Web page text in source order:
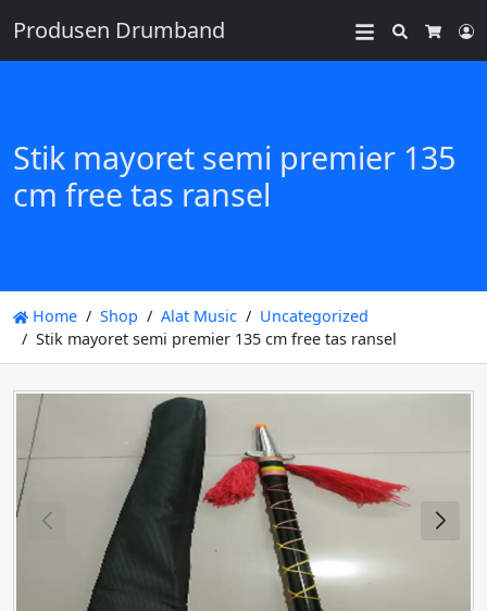
Produsen Drumband
Search
Stik mayoret semi premier 135
cm free tas ransel
Home Shop Alat Music
Uncategorized
Stik mayoret semi premier 135 cm free tas ransel